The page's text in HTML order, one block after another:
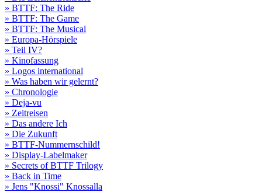
» BTTF: The Ride
» BTTF: The Game
» BTTF: The Musical
» Europa-Hörspiele
» Teil IV?
» Kinofassung
» Logos international
» Was haben wir gelernt?
» Chronologie
» Deja-vu
» Zeitreisen
» Das andere Ich
» Die Zukunft
» BTTF-Nummernschild!
» Display-Labelmaker
» Secrets of BTTF Trilogy
» Back in Time
» Jens "Knossi" Knossalla